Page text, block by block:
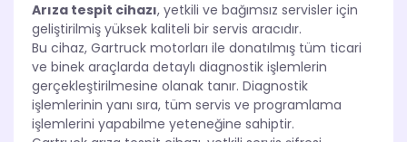
Arıza tespit cihazı, yetkili ve bağımsız servisler için
geliştirilmiş yüksek kaliteli bir servis aracıdır.
Bu cihaz, Gartruck motorları ile donatılmış tüm ticari
ve binek araçlarda detaylı diagnostik işlemlerin
gerçekleştirilmesine olanak tanır. Diagnostik
işlemlerinin yanı sıra, tüm servis ve programlama
işlemlerini yapabilme yeteneğine sahiptir.